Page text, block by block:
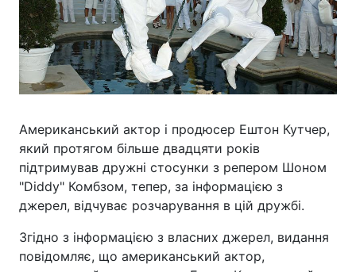
Американський актор і продюсер Ештон Кутчер,
який протягом більше двадцяти років
підтримував дружні стосунки з репером Шоном
"Diddy" Комбзом, тепер, за інформацією з
джерел, відчуває розчарування в цій дружбі.
Згідно з інформацією з власних джерел, видання
повідомляє, що американський актор,